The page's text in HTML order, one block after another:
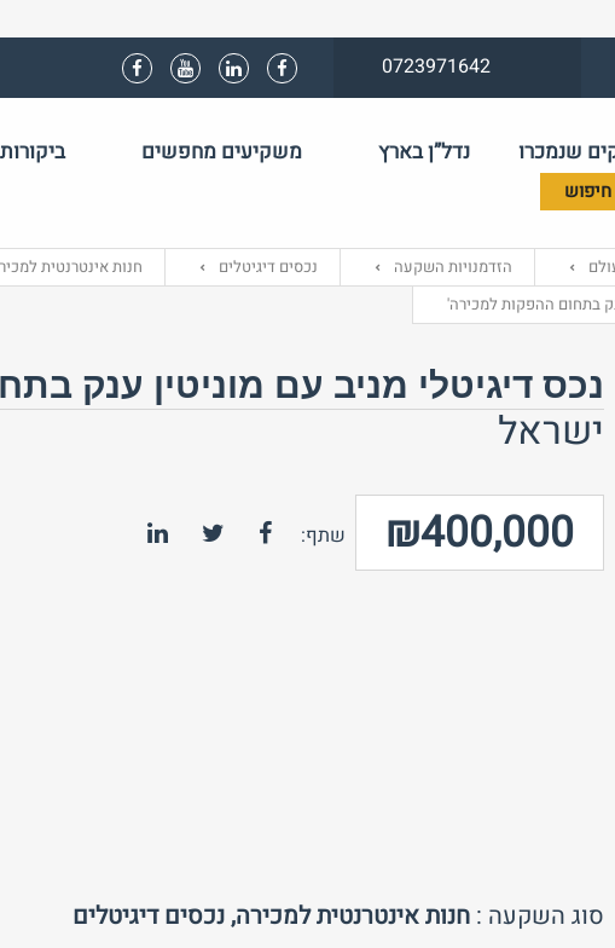
0723971642
התחבר
שנמכרו נדל”ן בארץ משקיעים מחפשים
ביקורות
הזדמנויות השקעה נכסים דיגיטלים
חנות אינטרנטית
בתחום ההפקות למכירה'
נכס דיגיטלי מניב עם מוניטין ענק
ישראל
₪400,000 שתף:
סוג השקעה : חנות אינטרנטית למכירה, נכסים דיגיטלים